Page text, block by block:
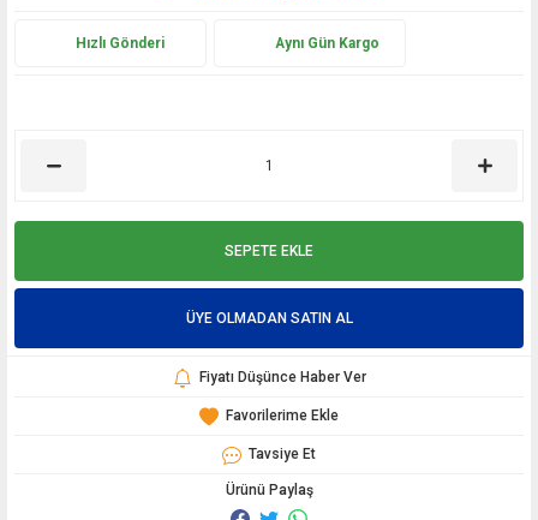
Hızlı Gönderi Aynı Gün Kargo
SEPETE EKLE
ÜYE OLMADAN SATIN AL
Fiyatı Düşünce Haber Ver
Tavsiye Et
Ürünü Paylaş